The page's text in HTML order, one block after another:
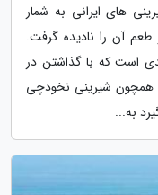
های ایرانی به شمار
آن را نادیده گرفت.
است که با گذاشتن در
همچون شیرینی نخودچی
به...